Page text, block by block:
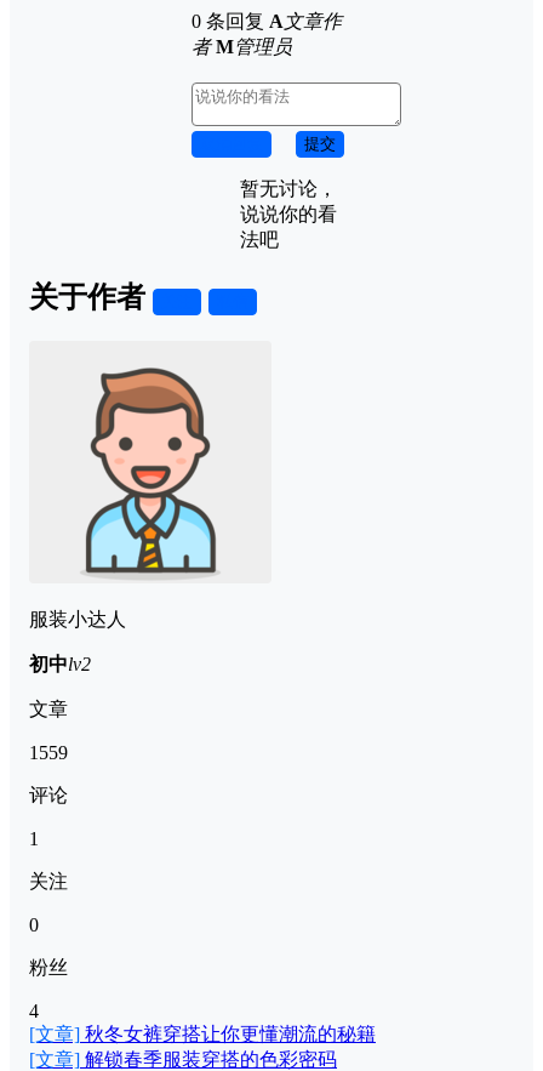
0 条回复 A文章作
者 M管理员
提交
暂无讨论，
说说你的看
法吧
关于作者
服装小达人
初中lv2
文章
1559
评论
1
关注
0
粉丝
4
[文章] 秋冬女裤穿搭让你更懂潮流的秘籍
[文章] 解锁春季服装穿搭的色彩密码